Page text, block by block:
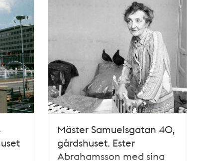
Mäster Samuelsgatan 40,
gårdshuset. Ester
Abrahamsson med sina